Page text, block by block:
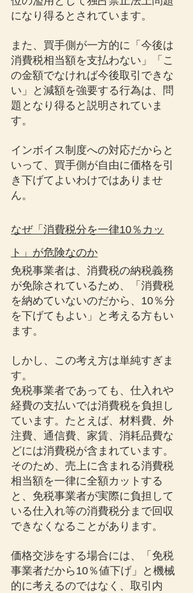
になり得るとされています。
また、買手側が一方的に「今後は
消費税相当額を支払わない」「こ
の金額でなければ今後取引できな
い」と減額を強要する行為は、問
題となり得ると説明されていま
す。
インボイス制度への対応だからと
いって、買手側が自由に価格を引
き下げてよいわけではありませ
ん。
なぜ「消費税分を一律10％カッ
ト」が危険なのか
免税事業者は、消費税の納税義務
が免除されているため、「消費税
を納めていないのだから、10％分
を下げてもよい」と考える方もい
ます。
しかし、この考え方は単純すぎま
す。
免税事業者であっても、仕入れや
経費の支払いでは消費税を負担し
ています。たとえば、材料費、外
注費、通信費、家賃、消耗品費な
どには消費税が含まれています。
そのため、売上に含まれる消費税
相当額を一律に全額カットする
と、免税事業者が実際に負担して
いる仕入れ等の消費税分まで回収
できなくなることがあります。
価格交渉をする場合には、「免税
事業者だから10％値下げ」と機械
的に考えるのではなく、取引内